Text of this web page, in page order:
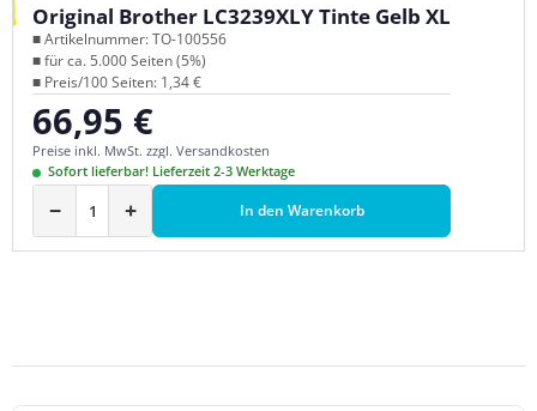
Original Brother LC3239XLY Tinte Gelb XL
■ Artikelnummer: TO-100556
■ für ca. 5.000 Seiten (5%)
■ Preis/100 Seiten: 1,34 €
Regulärer Preis:
66,95 €
Preise inkl. MwSt. zzgl. Versandkosten
Sofort lieferbar! Lieferzeit 2-3 Werktage
− + In den Warenkorb